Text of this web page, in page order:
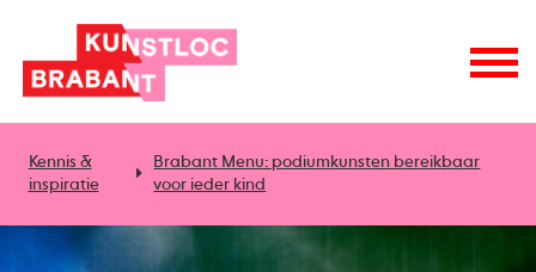
Kennis &
inspiratie
Brabant Menu: podiumkunsten bereikbaar
voor ieder kind